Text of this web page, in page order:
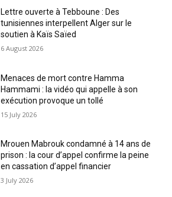
Lettre ouverte à Tebboune : Des
tunisiennes interpellent Alger sur le
soutien à Kaïs Saïed
6 August 2026
Menaces de mort contre Hamma
Hammami : la vidéo qui appelle à son
exécution provoque un tollé
15 July 2026
Mrouen Mabrouk condamné à 14 ans de
prison : la cour d’appel confirme la peine
en cassation d’appel financier
3 July 2026